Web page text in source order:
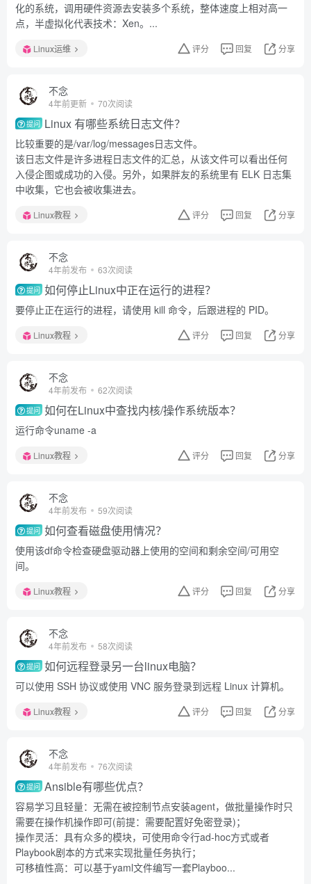
化的系统，调用硬件资源去安装多个系统，整体速度上相对高一
点，半虚拟化代表技术：Xen。...
Linux运维 评分 回复 分享
不念
4年前更新 70次阅读
提问 Linux 有哪些系统日志文件？
比较重要的是/var/log/messages日志文件。
该日志文件是许多进程日志文件的汇总，从该文件可以看出任何
入侵企图或成功的入侵。另外，如果胖友的系统里有 ELK 日志集
中收集，它也会被收集进去。
Linux教程 评分 回复 分享
不念
4年前发布 63次阅读
提问 如何停止Linux中正在运行的进程？
要停止正在运行的进程，请使用 kill 命令，后跟进程的 PID。
Linux教程 评分 回复 分享
不念
4年前发布 62次阅读
提问 如何在Linux中查找内核/操作系统版本？
运行命令uname -a
Linux教程 评分 回复 分享
不念
4年前发布 59次阅读
提问 如何查看磁盘使用情况？
使用该df命令检查硬盘驱动器上使用的空间和剩余空间/可用空
间。
Linux教程 评分 回复 分享
不念
4年前发布 58次阅读
提问 如何远程登录另一台linux电脑？
可以使用 SSH 协议或使用 VNC 服务登录到远程 Linux 计算机。
Linux教程 评分 回复 分享
不念
4年前发布 76次阅读
提问 Ansible有哪些优点？
容易学习且轻量：无需在被控制节点安装agent，做批量操作时只
需要在操作机操作即可(前提：需要配置好免密登录)；
操作灵活：具有众多的模块，可使用命令行ad-hoc方式或者
Playbook剧本的方式来实现批量任务执行；
可移植性高：可以基于yaml文件编写一套Playboo...